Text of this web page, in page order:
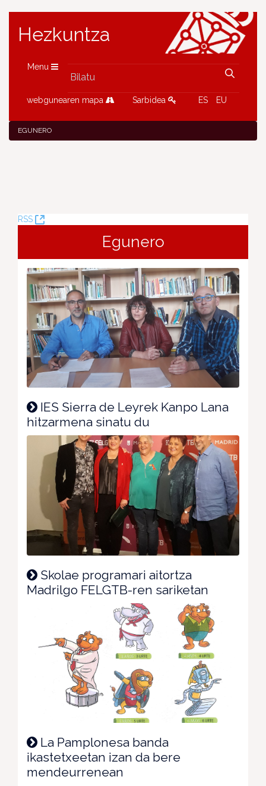
Hezkuntza
Menu
webgunearen mapa Sarbidea ES EU
EGUNERO
RSS
(Leiho
Egunero
IES Sierra de Leyrek Kanpo Lana
hitzarmena sinatu du
Skolae programari aitortza
Madrilgo FELGTB-ren sariketan
La Pamplonesa banda
ikastetxeetan izan da bere
mendeurrenean